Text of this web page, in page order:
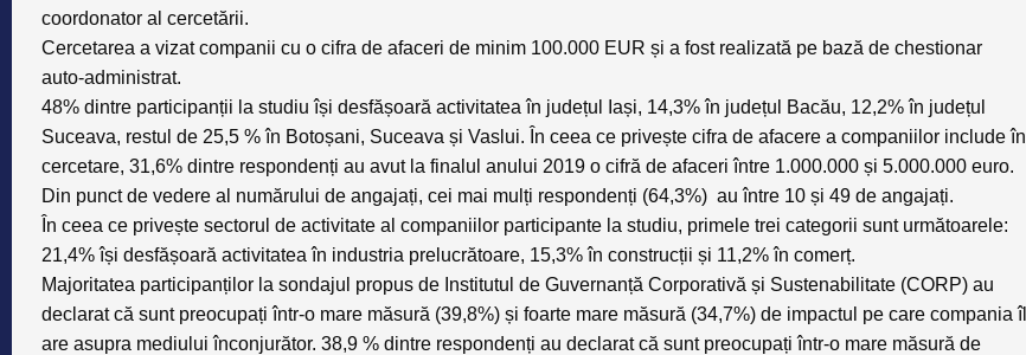
coordonator al cercetării.
Cercetarea a vizat companii cu o cifra de afaceri de minim 100.000 EUR și a fost realizată pe bază de chestionar
auto-administrat.
48% dintre participanții la studiu își desfășoară activitatea în județul Iași, 14,3% în județul Bacău, 12,2% în județul
Suceava, restul de 25,5 % în Botoșani, Suceava și Vaslui. În ceea ce privește cifra de afacere a companiilor include în
cercetare, 31,6% dintre respondenți au avut la finalul anului 2019 o cifră de afaceri între 1.000.000 și 5.000.000 euro.
Din punct de vedere al numărului de angajați, cei mai mulți respondenți (64,3%) au între 10 și 49 de angajați.
În ceea ce privește sectorul de activitate al companiilor participante la studiu, primele trei categorii sunt următoarele:
21,4% își desfășoară activitatea în industria prelucrătoare, 15,3% în construcții și 11,2% în comerț.
Majoritatea participanților la sondajul propus de Institutul de Guvernanță Corporativă și Sustenabilitate (CORP) au
declarat că sunt preocupați într-o mare măsură (39,8%) și foarte mare măsură (34,7%) de impactul pe care compania îl
are asupra mediului înconjurător. 38,9 % dintre respondenți au declarat că sunt preocupați într-o mare măsură de